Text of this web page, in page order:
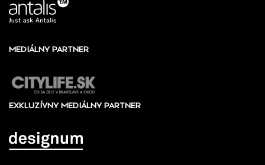
MEDIÁLNY PARTNER
EXKLUZÍVNY MEDIÁLNY PARTNER